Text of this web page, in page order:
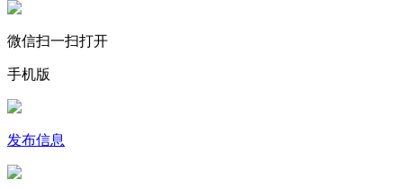
微信扫一扫打开
手机版
发布信息